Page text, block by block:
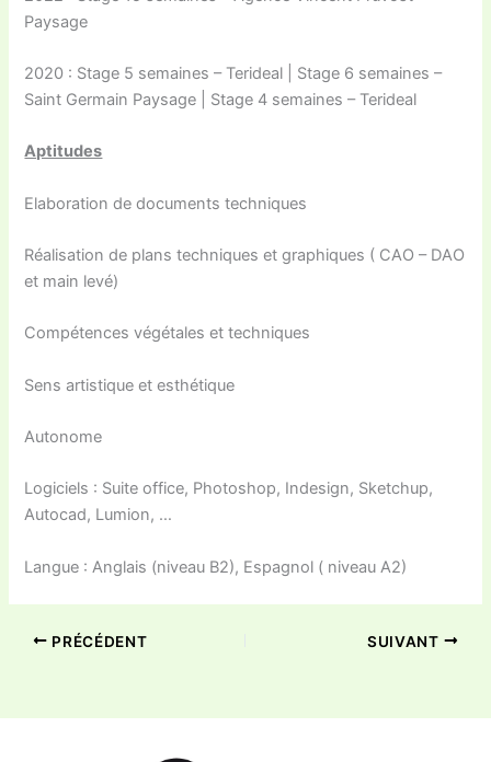
Paysage
2020 : Stage 5 semaines – Terideal | Stage 6 semaines –
Saint Germain Paysage | Stage 4 semaines – Terideal
Aptitudes
Elaboration de documents techniques
Réalisation de plans techniques et graphiques ( CAO – DAO
et main levé)
Compétences végétales et techniques
Sens artistique et esthétique
Autonome
Logiciels : Suite office, Photoshop, Indesign, Sketchup,
Autocad, Lumion, …
Langue : Anglais (niveau B2), Espagnol ( niveau A2)
PRÉCÉDENT SUIVANT